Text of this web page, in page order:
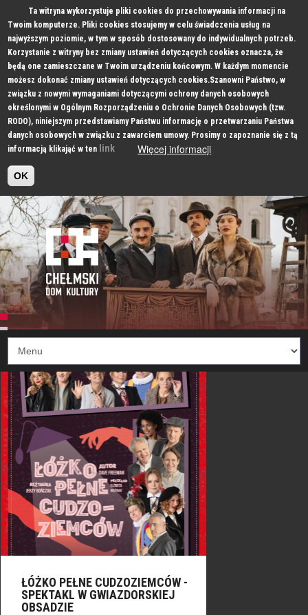
Ta witryna wykorzystuje pliki cookies do przechowywania informacji na
Twoim komputerze. Pliki cookies stosujemy w celu świadczenia usług na
najwyższym poziomie, w tym w sposób dostosowany do indywidualnych potrzeb.
Korzystanie z witryny bez zmiany ustawień dotyczących cookies oznacza, że
będą one zamieszczane w Twoim urządzeniu końcowym. W każdym momencie
możesz dokonać zmiany ustawień dotyczących cookies.Szanowni Państwo, w
związku z nowymi wymaganiami dotyczącymi ochrony danych osobowych
określonymi w Ogólnym Rozporządzeniu o Ochronie Danych Osobowych (tzw.
RODO), niniejszym przedstawiamy Państwu informację o przetwarzaniu Państwa
danych osobowych w związku z zawarciem umowy. Prosimy o zapoznanie się z tą
informacją klikająć w ten link Więcej informacji
OK
ŁÓŻKO PEŁNE CUDZOZIEMCÓW -
SPEKTAKL W GWIAZDORSKIEJ
OBSADZIE